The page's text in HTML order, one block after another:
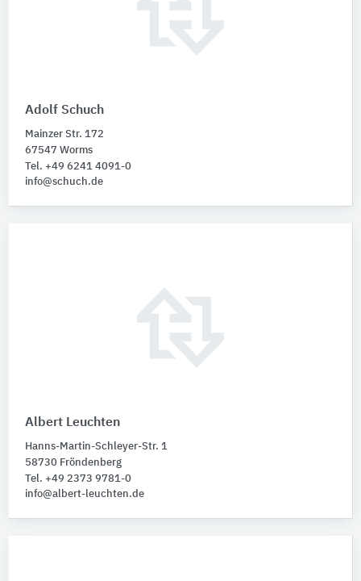
Adolf Schuch
Mainzer Str. 172
67547 Worms
Tel. +49 6241 4091-0
info@schuch.de
Albert Leuchten
Hanns-Martin-Schleyer-Str. 1
58730 Fröndenberg
Tel. +49 2373 9781-0
info@albert-leuchten.de